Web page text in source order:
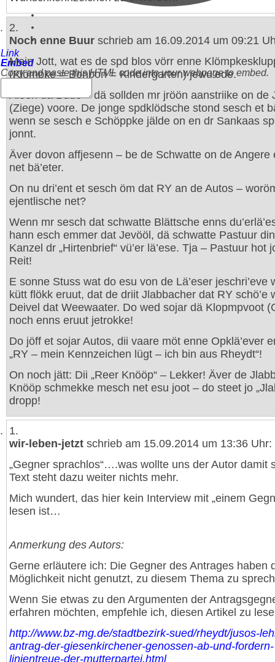
Link
Embed
Copy and paste this HTML code into your webpage to embed.
2.
Noch enne Buur schrieb am 16.09.2014 um 09:21
Mein Jott, wat es de spd blos vörr enne
(Klömpke = Bonbon = Kindergarten) jewu’ede.
Aleen dä Bude – dä sollden mr jröön aanstriike on de
(Ziege) voore. De jonge spdklödsche stond sesch et
wenn se sesch e Schöppke jälde on en dr Sankaas
jonnt.
Äver dovon affjesenn – be de Schwatte on de Angere
net bä’eter.
On nu dri’ent et sesch öm dat RY an de Autos –
ejentlische net?
Wenn mr sesch dat schwatte Blättsche enns
hann esch emmer dat Jevööl, dä schwatte Pastuur
Kanzel dr „Hirtenbrief“ vü’er lä’ese. Tja – Pastuur hot
Reit!
E sonne Stuss wat do esu von de Lä’eser jeschri’eve
kütt flökk eruut, dat de driit Jlabbacher dat RY schö’e
Deivel dat Weewaater. Do wed sojar dä Klopmpvoot
noch enns eruut jetrokke!
Do jöff et sojar Autos, dii vaare möt enne Opklä’ever
„RY – mein Kennzeichen lügt – ich bin aus Rheydt“!
On noch jätt: Dii „Reer Knööp“ – Lekker! Äver de
Knööp schmekke mesch net esu joot – do steet jo
dropp!
1.
wir-leben-jetzt schrieb am 15.09.2014 um 13:36 Uhr:
„Gegner sprachlos“….was wollte uns der Autor damit
Text steht dazu weiter nichts mehr.
Mich wundert, das hier kein Interview mit „einem
lesen ist…
Anmerkung des Autors:
Gerne erläutere ich: Die Gegner des Antrages haben
Möglichkeit nicht genutzt, zu diesem Thema zu
Wenn Sie etwas zu den Argumenten der
erfahren möchten, empfehle ich, diesen Artikel zu
http://www.bz-mg.de/stadtbezirk-sued/rheydt/jusos-
antrag-der-giesenkirchener-genossen-ab-und-fordern-
linientreue-der-mutterpartei.html